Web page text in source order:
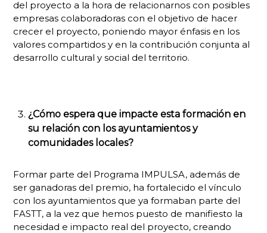
del proyecto a la hora de relacionarnos con posibles
empresas colaboradoras con el objetivo de hacer
crecer el proyecto, poniendo mayor énfasis en los
valores compartidos y en la contribución conjunta al
desarrollo cultural y social del territorio.
¿Cómo espera que impacte esta formación en
su relación con los ayuntamientos y
comunidades locales?
Formar parte del Programa IMPULSA, además de
ser ganadoras del premio, ha fortalecido el vínculo
con los ayuntamientos que ya formaban parte del
FASTT, a la vez que hemos puesto de manifiesto la
necesidad e impacto real del proyecto, creando